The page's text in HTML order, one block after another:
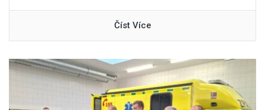
Číst Více